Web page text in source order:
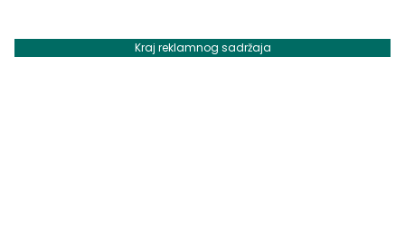
Kraj reklamnog sadržaja